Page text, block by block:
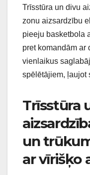
Trīsstūra un divu
zonu aizsardzību
pieeju basketbola
pret komandām ar
vienlaikus
spēlētājiem, ļaujot
Trīsstūra
un
ar vīrišķo